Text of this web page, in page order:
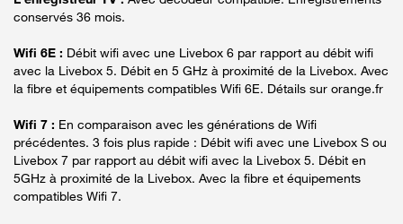
conservés 36 mois.
Wifi 6E : Débit wifi avec une Livebox 6 par rapport au débit wifi
avec la Livebox 5. Débit en 5 GHz à proximité de la Livebox. Avec
la fibre et équipements compatibles Wifi 6E. Détails sur orange.fr
Wifi 7 : En comparaison avec les générations de Wifi
précédentes. 3 fois plus rapide : Débit wifi avec une Livebox S ou
Livebox 7 par rapport au débit wifi avec la Livebox 5. Débit en
5GHz à proximité de la Livebox. Avec la fibre et équipements
compatibles Wifi 7.